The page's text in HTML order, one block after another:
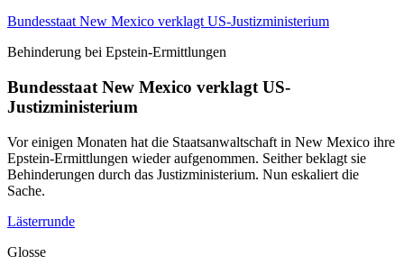
Bundesstaat New Mexico verklagt US-Justizministerium
Behinderung bei Epstein-Ermittlungen
Bundesstaat New Mexico verklagt US-
Justizministerium
Vor einigen Monaten hat die Staatsanwaltschaft in New Mexico ihre
Epstein-Ermittlungen wieder aufgenommen. Seither beklagt sie
Behinderungen durch das Justizministerium. Nun eskaliert die
Sache.
Lästerrunde
Glosse